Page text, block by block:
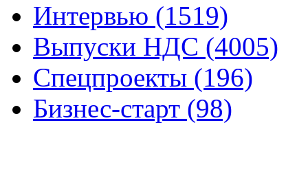
Интервью (1519)
Выпуски НДС (4005)
Спецпроекты (196)
Бизнес-старт (98)